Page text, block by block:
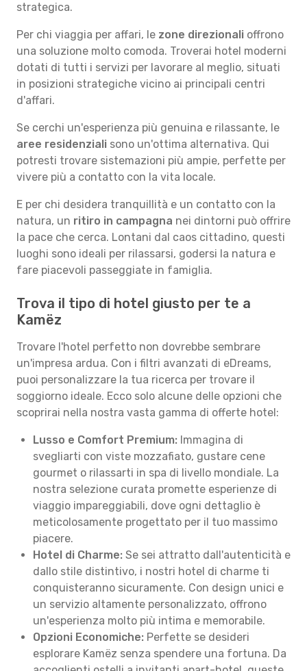
strategica.
Per chi viaggia per affari, le zone direzionali offrono
una soluzione molto comoda. Troverai hotel moderni
dotati di tutti i servizi per lavorare al meglio, situati
in posizioni strategiche vicino ai principali centri
d'affari.
Se cerchi un'esperienza più genuina e rilassante, le
aree residenziali sono un'ottima alternativa. Qui
potresti trovare sistemazioni più ampie, perfette per
vivere più a contatto con la vita locale.
E per chi desidera tranquillità e un contatto con la
natura, un ritiro in campagna nei dintorni può offrire
la pace che cerca. Lontani dal caos cittadino, questi
luoghi sono ideali per rilassarsi, godersi la natura e
fare piacevoli passeggiate in famiglia.
Trova il tipo di hotel giusto per te a
Kamëz
Trovare l'hotel perfetto non dovrebbe sembrare
un'impresa ardua. Con i filtri avanzati di eDreams,
puoi personalizzare la tua ricerca per trovare il
soggiorno ideale. Ecco solo alcune delle opzioni che
scoprirai nella nostra vasta gamma di offerte hotel:
Lusso e Comfort Premium: Immagina di
svegliarti con viste mozzafiato, gustare cene
gourmet o rilassarti in spa di livello mondiale. La
nostra selezione curata promette esperienze di
viaggio impareggiabili, dove ogni dettaglio è
meticolosamente progettato per il tuo massimo
piacere.
Hotel di Charme: Se sei attratto dall'autenticità e
dallo stile distintivo, i nostri hotel di charme ti
conquisteranno sicuramente. Con design unici e
un servizio altamente personalizzato, offrono
un'esperienza molto più intima e memorabile.
Opzioni Economiche: Perfette se desideri
esplorare Kamëz senza spendere una fortuna. Da